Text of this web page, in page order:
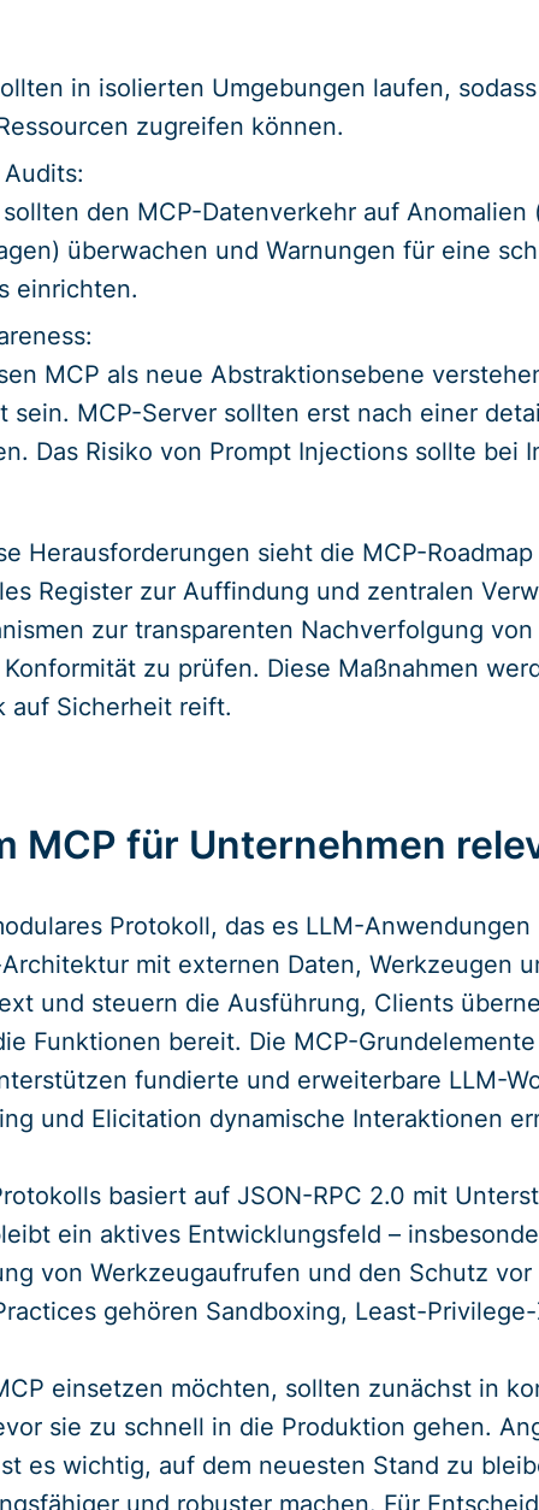
in isolierten Umgebungen laufen,
zugreifen können.
den MCP-Datenverkehr auf
überwachen und Warnungen für eine
einrichten.
MCP als neue Abstraktionsebene
sein. MCP-Server sollten erst nach einer
Das Risiko von Prompt Injections sollte bei
Herausforderungen sieht die MCP-
Register zur Auffindung und zentralen
zur transparenten Nachverfolgung
zu prüfen. Diese Maßnahmen
auf Sicherheit reift.
MCP für Unternehmen
Protokoll, das es LLM-
mit externen Daten, Werkzeugen
und steuern die Ausführung, Clients
Funktionen bereit. Die MCP-
fundierte und erweiterbare LLM-
und Elicitation dynamische Interaktionen
basiert auf JSON-RPC 2.0 mit
ein aktives Entwicklungsfeld –
von Werkzeugaufrufen und den Schutz
gehören Sandboxing, Least-
einsetzen möchten, sollten zunächst in
sie zu schnell in die Produktion gehen.
es wichtig, auf dem neuesten Stand zu
und robuster machen. Für